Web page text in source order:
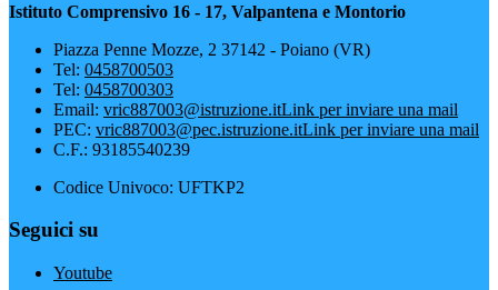
Istituto Comprensivo 16 - 17, Valpantena e Montorio
Piazza Penne Mozze, 2 37142 - Poiano (VR)
Tel: 0458700503
Tel: 0458700303
Email: vric887003@istruzione.itLink per inviare una mail
PEC: vric887003@pec.istruzione.itLink per inviare una mail
C.F.: 93185540239
Codice Univoco: UFTKP2
Seguici su
Youtube